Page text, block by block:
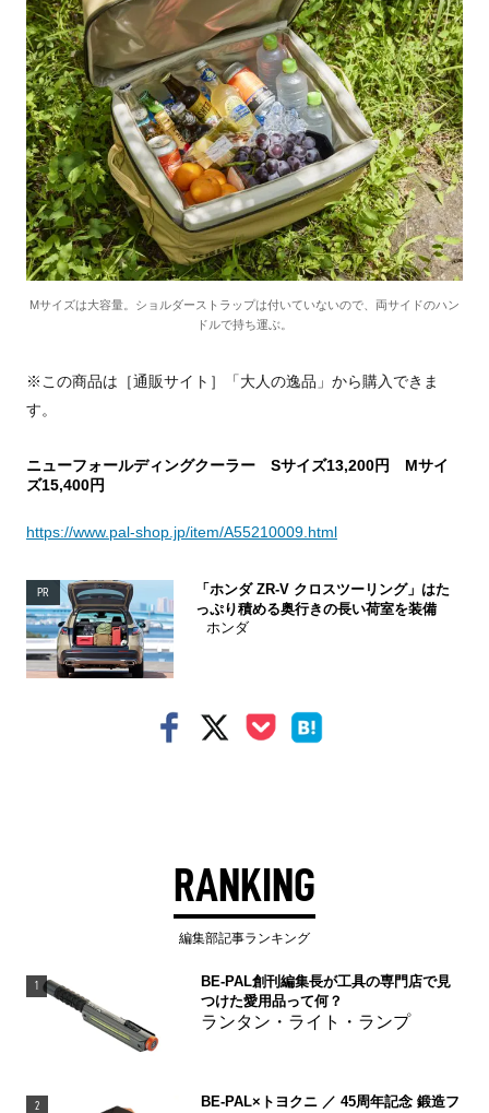
Mサイズは大容量。ショルダーストラップは付いていないので、両サイドのハン
ドルで持ち運ぶ。
※この商品は［通販サイト］「大人の逸品」から購入できま
す。
ニューフォールディングクーラー Sサイズ13,200円 Mサイ
ズ15,400円
https://www.pal-shop.jp/item/A55210009.html
PR
「ホンダ ZR-V クロスツーリング」はた
っぷり積める奥行きの長い荷室を装備
ホンダ
RANKING
編集部記事ランキング
1
BE-PAL創刊編集長が工具の専門店で見
つけた愛用品って何？
ランタン・ライト・ランプ
2
BE-PAL×トヨクニ ／ 45周年記念 鍛造フ